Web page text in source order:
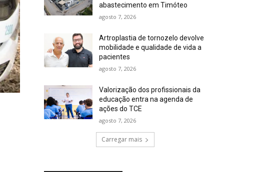
abastecimento em Timóteo
agosto 7, 2026
Artroplastia de tornozelo devolve
mobilidade e qualidade de vida a
pacientes
agosto 7, 2026
Valorização dos profissionais da
educação entra na agenda de
ações do TCE
agosto 7, 2026
Carregar mais